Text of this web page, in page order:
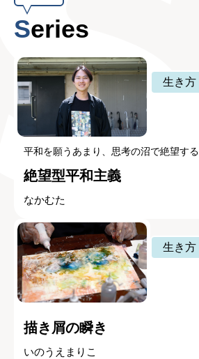
Series
生き方
平和を願うあまり、思考の沼で絶望する
絶望型平和主義
なかむた
生き方
描き屑の瞬き
いのうえまりこ